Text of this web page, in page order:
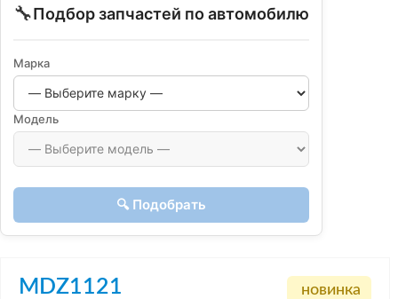
🔧Подбор запчастей по автомобилю
Марка
Модель
🔍 Подобрать
MDZ1121 новинка